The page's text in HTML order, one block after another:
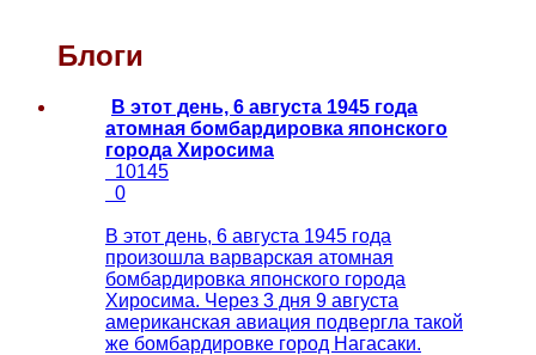
Блоги
В этот день, 6 августа 1945 года
атомная бомбардировка японского
города Хиросима
10145
0
В этот день, 6 августа 1945 года
произошла варварская атомная
бомбардировка японского города
Хиросима. Через 3 дня 9 августа
американская авиация подвергла такой
же бомбардировке город Нагасаки.